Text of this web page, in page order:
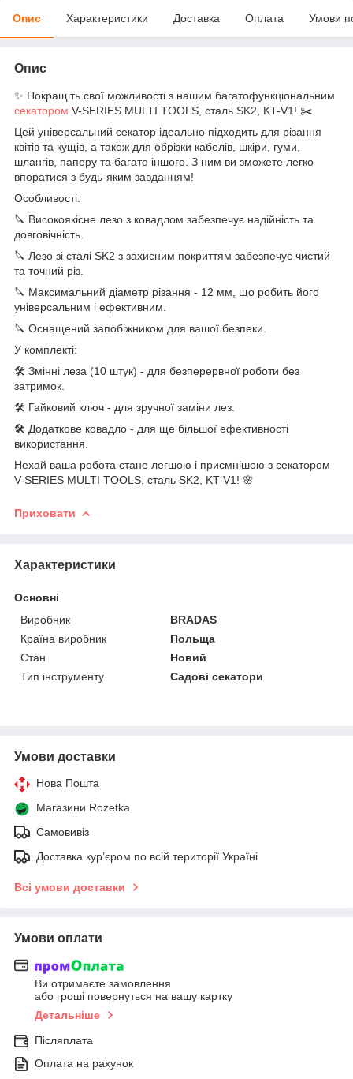
Опис Характеристики Доставка Оплата Умови
Опис
✨ Покращіть свої можливості з нашим багатофункціональним
секатором V-SERIES MULTI TOOLS, сталь SK2, KT-V1! ✂️
Цей універсальний секатор ідеально підходить для різання
квітів та кущів, а також для обрізки кабелів, шкіри, гуми,
шлангів, паперу та багато іншого. З ним ви зможете легко
впоратися з будь-яким завданням!
Особливості:
🔪 Високоякісне лезо з ковадлом забезпечує надійність та
довговічність.
🔪 Лезо зі сталі SK2 з захисним покриттям забезпечує чистий
та точний різ.
🔪 Максимальний діаметр різання - 12 мм, що робить його
універсальним і ефективним.
🔪 Оснащений запобіжником для вашої безпеки.
У комплекті:
🛠️ Змінні леза (10 штук) - для безперервної роботи без
затримок.
🛠️ Гайковий ключ - для зручної заміни лез.
🛠️ Додаткове ковадло - для ще більшої ефективності
використання.
Нехай ваша робота стане легшою і приємнішою з секатором
V-SERIES MULTI TOOLS, сталь SK2, KT-V1! 🌸
Приховати
Характеристики
Основні
Виробник
BRADAS
Країна виробник
Польща
Стан
Новий
Тип інструменту
Садові секатори
Умови доставки
Нова Пошта
Магазини Rozetka
Самовивіз
Доставка кур’єром по всій території Україні
Всі умови доставки
Умови оплати
Ви отримаєте замовлення
або гроші повернуться на вашу картку
Детальніше
Післяплата
Оплата на рахунок